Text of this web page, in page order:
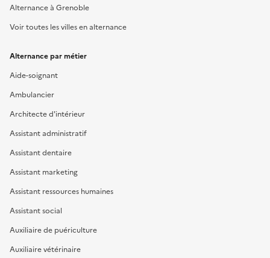
Alternance à Grenoble
Voir toutes les villes en alternance
Alternance par métier
Aide-soignant
Ambulancier
Architecte d'intérieur
Assistant administratif
Assistant dentaire
Assistant marketing
Assistant ressources humaines
Assistant social
Auxiliaire de puériculture
Auxiliaire vétérinaire